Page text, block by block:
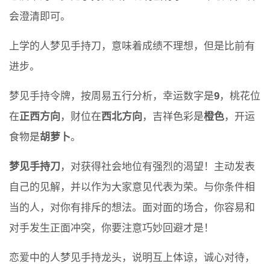
会澄清即可。
上学的人梦见手持刀，意味着成绩不理想，但是比前有
进步。
梦见手持令牌，按周易五行分析，幸运数字是9，桃花位
在正西方向 ，财位在西北方向 ，吉祥色彩是橙色，开运
食物是胡萝卜。
梦见手持刀 ，对获得社会地位有强烈的渴望！主动发表
自己的见解，并以作为大家意见代表为荣。与你条件相
当的人，对你有排斥的想法。面对面的场合，你容易和
对手发生正面冲突，你要注意巧妙回避才是！
恋爱中的人梦见手持龙头，说明互上体谅，诚心对待，